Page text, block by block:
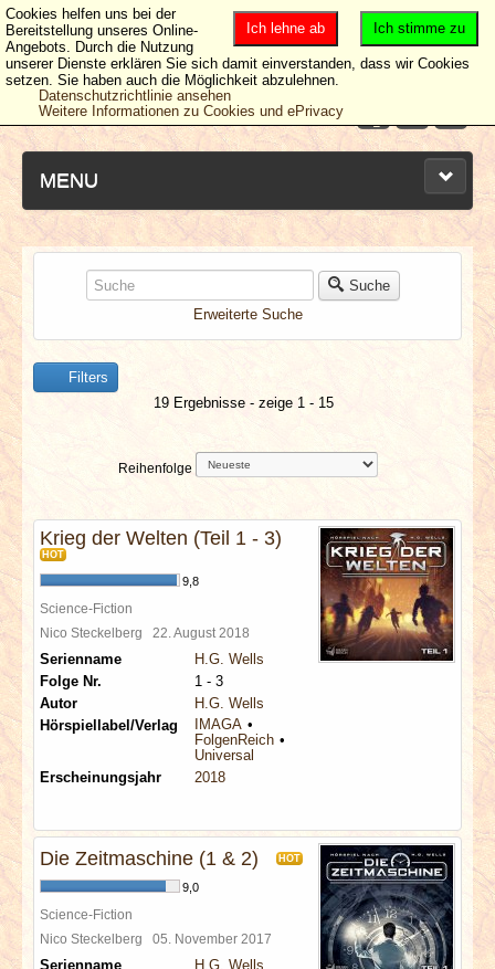
MENU
NEUESTE ARTIKEL
NEWS & DATES
BERICHTE
SPECIALS
REDAKTION
LINKS
ARCHIV
Suche
Erweiterte Suche
Filters
19 Ergebnisse - zeige 1 - 15
Reihenfolge
Krieg der Welten (Teil 1 - 3)
HOT
9,8
Science-Fiction
Nico Steckelberg 22. August 2018
Serienname
H.G. Wells
Folge Nr.
1 - 3
Autor
H.G. Wells
Hörspiellabel/Verlag
IMAGA
FolgenReich
Universal
Erscheinungsjahr
2018
Die Zeitmaschine (1 & 2) HOT
9,0
Science-Fiction
Nico Steckelberg 05. November 2017
Serienname
H.G. Wells
Ich stimme zu
Ich lehne ab
Cookies helfen uns bei der
Bereitstellung unseres Online-
Angebots. Durch die Nutzung
unserer Dienste erklären Sie sich damit einverstanden, dass wir Cookies
setzen. Sie haben auch die Möglichkeit abzulehnen.
Datenschutzrichtlinie ansehen
Weitere Informationen zu Cookies und ePrivacy